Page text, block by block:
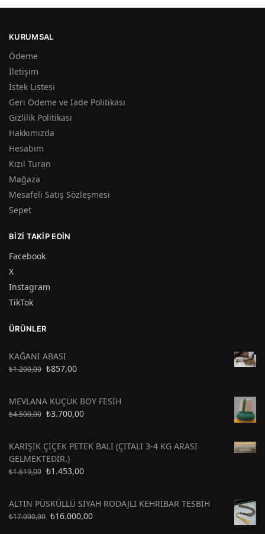
KURUMSAL
Ödeme
İletişim
İstek Listesi
Geri Ödeme ve İade Politikası
Gizlilik Politikası
Hakkımızda
Hesabım
Kızıl Turan
Mağaza
Mesafeli Satış Sözleşmesi
Sepet
BIZI TAKIP EDIN
Facebook
X
Instagram
TikTok
ÜRÜNLER
KAĞANI ABASI
₺1.200,00 ₺857,00
MEVLANA KÜÇÜK BOY FESİH
₺4.500,00 ₺3.700,00
KARIŞIK ÇİÇEK PETEK BALI (ÇITALI 3-4 KG ARASI
GELMEKTEDİR.)
₺1.619,00 ₺1.453,00
ALTIN PÜSKÜLLÜ SİYAH RODAJLI KEHRİBAR TESBİH
₺17.000,00 ₺16.000,00